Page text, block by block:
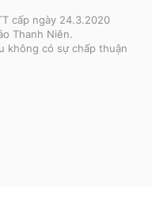
cấp ngày 24.3.2020
Thanh Niên.
không có sự chấp thuận